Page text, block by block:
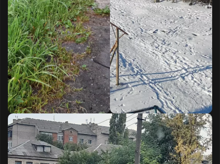
направлено обращение № 328679068 по
вопросу отсутствия с мая 2025 года уборки
спиленных ветвей деревьев и попутно
образовавшейся там же свалки мусора в
указанном дворе. 06.03.2026 г. от
администрации Старобешевского м. о.
получен ответ, что ветки и мусор с
внутридворовой территории будут убраны в
период с 16.03.2026 г. по 15.05.2026 г. То
есть еще в течение двух месяцев. Однако по
истечении всех заявленных сроков никаких
действий по уборке ветвей и мусора в
указанном дворе так и не последовало.